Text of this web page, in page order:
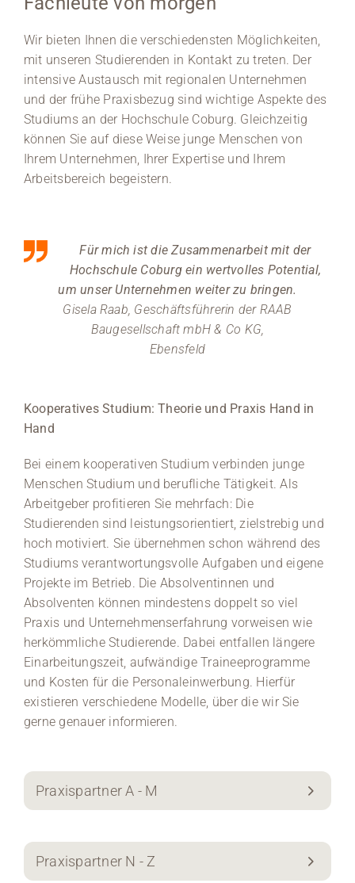
Medien
Stellenangebote
News
Veranstaltungen
Wir bieten Ihnen die verschiedensten Möglichkeiten,
mit unseren Studierenden in Kontakt zu treten. Der
intensive Austausch mit regionalen Unternehmen
und der frühe Praxisbezug sind wichtige Aspekte des
Studiums an der Hochschule Coburg. Gleichzeitig
können Sie auf diese Weise junge Menschen von
Ihrem Unternehmen, Ihrer Expertise und Ihrem
Arbeitsbereich begeistern.
Für mich ist die Zusammenarbeit mit der
Hochschule Coburg ein wertvolles Potential,
um unser Unternehmen weiter zu bringen.
Gisela Raab, Geschäftsführerin der RAAB
Baugesellschaft mbH & Co KG,
Ebensfeld
Kooperatives Studium: Theorie und Praxis Hand in
Hand
Bei einem kooperativen Studium verbinden junge
Menschen Studium und berufliche Tätigkeit. Als
Arbeitgeber profitieren Sie mehrfach: Die
Studierenden sind leistungsorientiert, zielstrebig und
hoch motiviert. Sie übernehmen schon während des
Studiums verantwortungsvolle Aufgaben und eigene
Projekte im Betrieb. Die Absolventinnen und
Absolventen können mindestens doppelt so viel
Praxis und Unternehmenserfahrung vorweisen wie
herkömmliche Studierende. Dabei entfallen längere
Einarbeitungszeit, aufwändige Traineeprogramme
und Kosten für die Personaleinwerbung. Hierfür
existieren verschiedene Modelle, über die wir Sie
gerne genauer informieren.
Praxispartner A - M
Praxispartner N - Z